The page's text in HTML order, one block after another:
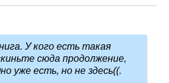
У кого есть такая
сюда продолжение,
уже есть, но не здесь((.